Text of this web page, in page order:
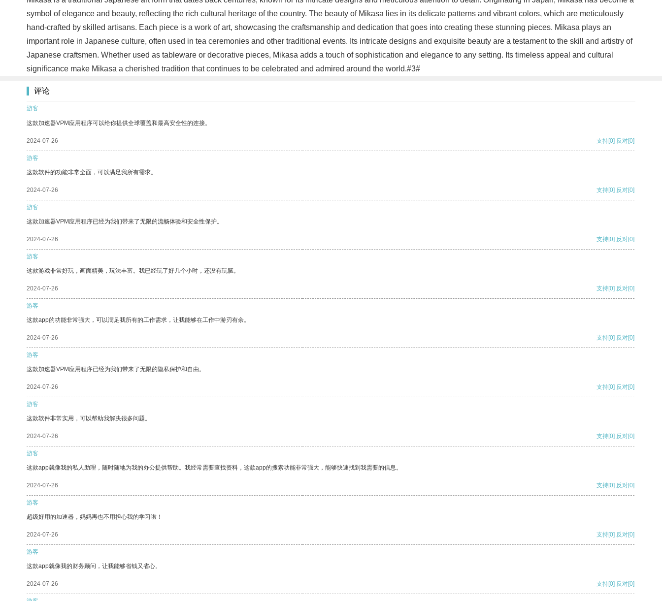
symbol of elegance and beauty, reflecting the rich cultural heritage of the country. The beauty of Mikasa lies in its delicate patterns and vibrant colors, which are meticulously
hand-crafted by skilled artisans. Each piece is a work of art, showcasing the craftsmanship and dedication that goes into creating these stunning pieces. Mikasa plays an
important role in Japanese culture, often used in tea ceremonies and other traditional events. Its intricate designs and exquisite beauty are a testament to the skill and artistry of
Japanese craftsmen. Whether used as tableware or decorative pieces, Mikasa adds a touch of sophistication and elegance to any setting. Its timeless appeal and cultural
significance make Mikasa a cherished tradition that continues to be celebrated and admired around the world.#3#
评论
游客
这款加速器VPM应用程序可以给你提供全球覆盖和最高安全性的连接。
2024-07-26 支持[0] 反对[0]
游客
这款软件的功能非常全面，可以满足我所有需求。
2024-07-26 支持[0] 反对[0]
游客
这款加速器VPM应用程序已经为我们带来了无限的流畅体验和安全性保护。
2024-07-26 支持[0] 反对[0]
游客
这款游戏非常好玩，画面精美，玩法丰富。我已经玩了好几个小时，还没有玩腻。
2024-07-26 支持[0] 反对[0]
游客
这款app的功能非常强大，可以满足我所有的工作需求，让我能够在工作中游刃有余。
2024-07-26 支持[0] 反对[0]
游客
这款加速器VPM应用程序已经为我们带来了无限的隐私保护和自由。
2024-07-26 支持[0] 反对[0]
游客
这款软件非常实用，可以帮助我解决很多问题。
2024-07-26 支持[0] 反对[0]
游客
这款app就像我的私人助理，随时随地为我的办公提供帮助。我经常需要查找资料，这款app的搜索功能非常强大，能够快速找到我需要的信息。
2024-07-26 支持[0] 反对[0]
游客
超级好用的加速器，妈妈再也不用担心我的学习啦！
2024-07-26 支持[0] 反对[0]
游客
这款app就像我的财务顾问，让我能够省钱又省心。
2024-07-26 支持[0] 反对[0]